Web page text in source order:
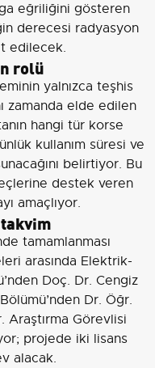
eğriliğini gösteren
derecesi radyasyon
edilecek.
rolü
yalnızca teşhis
zamanda elde edilen
hangi tür korse
kullanım süresi ve
belirtiyor. Bu
destek veren
amaçlıyor.
tamamlanması
arasında Elektrik-
Doç. Dr. Cengiz
Dr. Öğr.
Araştırma Görevlisi
projede iki lisans
alacak.